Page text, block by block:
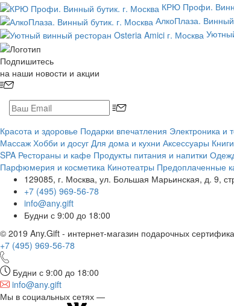
КРЮ Профи.
АлкоПлаза.
Подпишитесь
на наши новости и акции
Красота и здоровье Подарки впечатления Электроника и
Массаж Хобби и досуг Для дома и кухни Аксессуары Книги
SPA Рестораны и кафе Продукты питания и напитки
Парфюмерия и косметика Кинотеатры Предоплаченные
129085, г. Москва, ул. Большая Марьинская, д. 9,
+7 (495) 969-56-78
info@any.gift
Будни с 9:00 до 18:00
© 2019 Any.Gift - интернет-магазин подарочных
+7 (495) 969-56-78
Будни с 9:00 до 18:00
info@any.gift
Мы в социальных сетях —